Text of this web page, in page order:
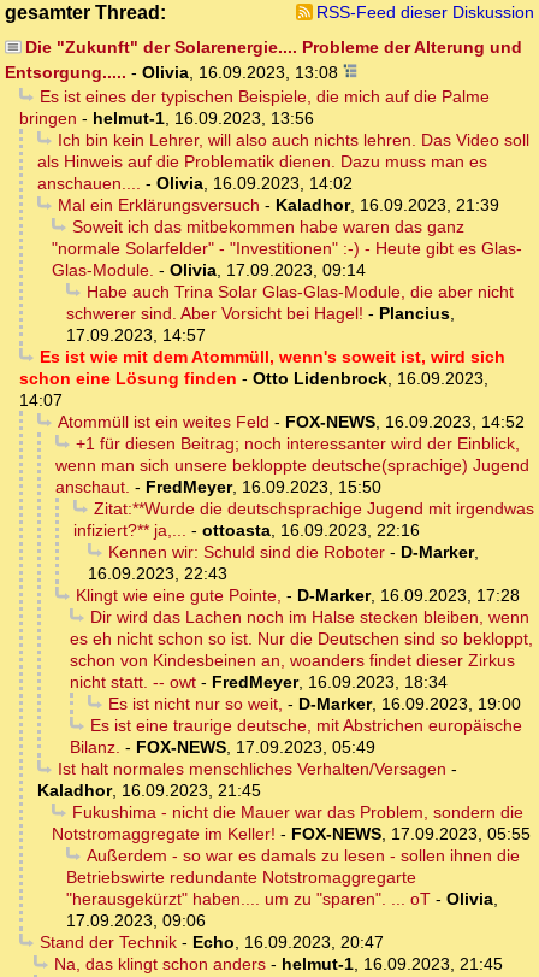
gesamter Thread:
RSS-Feed dieser Diskussion
Die "Zukunft" der Solarenergie.... Probleme der Alterung und
Entsorgung..... - Olivia, 16.09.2023, 13:08
Es ist eines der typischen Beispiele, die mich auf die Palme
bringen - helmut-1, 16.09.2023, 13:56
Ich bin kein Lehrer, will also auch nichts lehren. Das Video soll
als Hinweis auf die Problematik dienen. Dazu muss man es
anschauen.... - Olivia, 16.09.2023, 14:02
Mal ein Erklärungsversuch - Kaladhor, 16.09.2023, 21:39
Soweit ich das mitbekommen habe waren das ganz
"normale Solarfelder" - "Investitionen" :-) - Heute gibt es Glas-
Glas-Module. - Olivia, 17.09.2023, 09:14
Habe auch Trina Solar Glas-Glas-Module, die aber nicht
schwerer sind. Aber Vorsicht bei Hagel! - Plancius,
17.09.2023, 14:57
Es ist wie mit dem Atommüll, wenn's soweit ist, wird sich
schon eine Lösung finden - Otto Lidenbrock, 16.09.2023,
14:07
Atommüll ist ein weites Feld - FOX-NEWS, 16.09.2023, 14:52
+1 für diesen Beitrag; noch interessanter wird der Einblick,
wenn man sich unsere bekloppte deutsche(sprachige) Jugend
anschaut. - FredMeyer, 16.09.2023, 15:50
Zitat:**Wurde die deutschsprachige Jugend mit irgendwas
infiziert?** ja,... - ottoasta, 16.09.2023, 22:16
Kennen wir: Schuld sind die Roboter- D-Marker,
16.09.2023, 22:43
Klingt wie eine gute Pointe, - D-Marker, 16.09.2023, 17:28
Dir wird das Lachen noch im Halse stecken bleiben, wenn
es eh nicht schon so ist. Nur die Deutschen sind so bekloppt,
schon von Kindesbeinen an, woanders findet dieser Zirkus
nicht statt. -- owt - FredMeyer, 16.09.2023, 18:34
Es ist nicht nur so weit, - D-Marker, 16.09.2023, 19:00
Es ist eine traurige deutsche, mit Abstrichen europäische
Bilanz. - FOX-NEWS, 17.09.2023, 05:49
Ist halt normales menschliches Verhalten/Versagen -
Kaladhor, 16.09.2023, 21:45
Fukushima - nicht die Mauer war das Problem, sondern die
Notstromaggregate im Keller! - FOX-NEWS, 17.09.2023, 05:55
Außerdem - so war es damals zu lesen - sollen ihnen die
Betriebswirte redundante Notstromaggregarte
"herausgekürzt" haben.... um zu "sparen". ... oT - Olivia,
17.09.2023, 09:06
Stand der Technik- Echo, 16.09.2023, 20:47
Na, das klingt schon anders- helmut-1, 16.09.2023, 21:45